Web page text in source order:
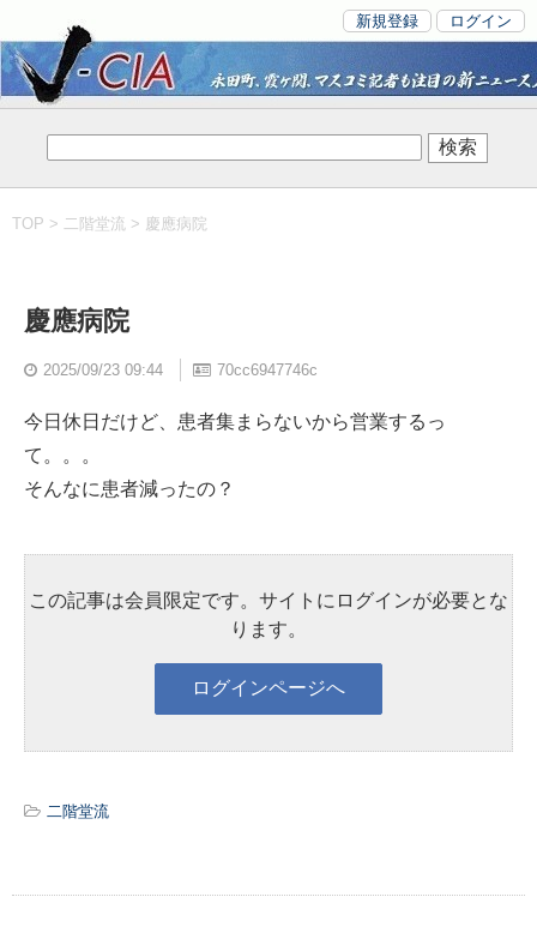
新規登録 ログイン
TOP > 二階堂流 > 慶應病院
慶應病院
2025/09/23 09:44 70cc6947746c
今日休日だけど、患者集まらないから営業するっ
て。。。
そんなに患者減ったの？
この記事は会員限定です。サイトにログインが必要とな
ります。
二階堂流